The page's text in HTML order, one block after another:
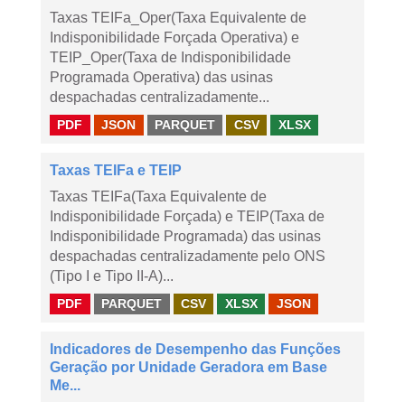
Taxas TEIFa_Oper(Taxa Equivalente de
Indisponibilidade Forçada Operativa) e
TEIP_Oper(Taxa de Indisponibilidade
Programada Operativa) das usinas
despachadas centralizadamente...
PDF JSON PARQUET CSV XLSX
Taxas TEIFa e TEIP
Taxas TEIFa(Taxa Equivalente de
Indisponibilidade Forçada) e TEIP(Taxa de
Indisponibilidade Programada) das usinas
despachadas centralizadamente pelo ONS
(Tipo I e Tipo II-A)...
PDF PARQUET CSV XLSX JSON
Indicadores de Desempenho das Funções
Geração por Unidade Geradora em Base
Me...